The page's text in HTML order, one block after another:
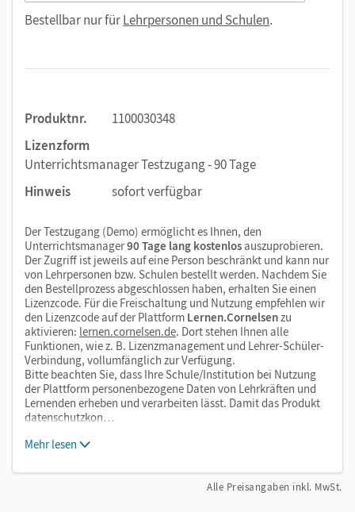
Bestellbar nur fürLehrpersonen und Schulen.
Produktnr.
1100030348
Lizenzform
Unterrichtsmanager Testzugang - 90 Tage
Hinweis
sofort verfügbar
Der Testzugang (Demo) ermöglicht es Ihnen, den
Unterrichtsmanager90 Tage lang kostenlosauszuprobieren.
Der Zugriff ist jeweils auf eine Person beschränkt und kann nur
von Lehrpersonen bzw. Schulen bestellt werden. Nachdem Sie
den Bestellprozess abgeschlossen haben, erhalten Sie einen
Lizenzcode. Für die Freischaltung und Nutzung empfehlen wir
den Lizenzcode auf der Plattform Lernen.Cornelsenzu
aktivieren: lernen.cornelsen.de. Dort stehen Ihnen alle
Funktionen, wie z. B. Lizenzmanagement und Lehrer-Schüler-
Verbindung, vollumfänglich zur Verfügung.
Bitte beachten Sie, dass Ihre Schule/Institution bei Nutzung
der Plattform personenbezogene Daten von Lehrkräften und
Lernenden erheben und verarbeiten lässt. Damit das Produkt
datenschutzkon…
Mehr lesen
Alle Preisangaben inkl. MwSt.